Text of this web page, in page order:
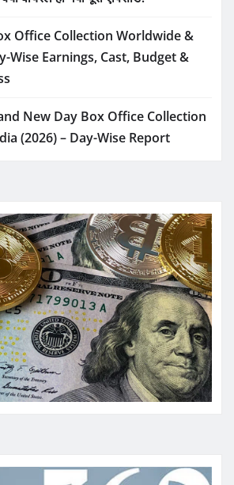
Office Collection Worldwide &
Wise Earnings, Cast, Budget &
New Day Box Office Collection
(2026) – Day-Wise Report